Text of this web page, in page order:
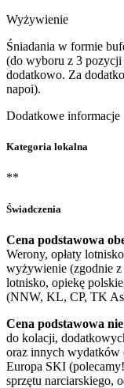
Wyżywienie
Śniadania w formie
(do wyboru z 3 pozycji
dodatkowo. Za
napoi).
Dodatkowe informacje
Kategoria lokalna
**
Świadczenia
Cena podstawowa
Werony, opłaty
wyżywienie (zgodnie z
lotnisko, opiekę
(NNW, KL, CP, TK
Cena podstawowa
do kolacji,
oraz innych wydatków
Europa SKI
sprzętu narciarskiego,